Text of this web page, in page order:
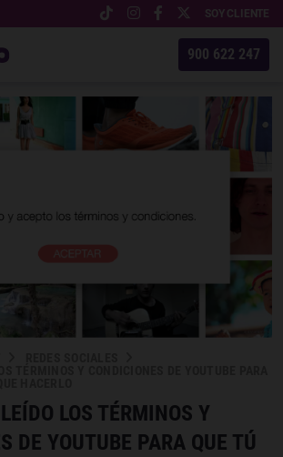
SOY CLIENTE
900 622 247
LOS TÉRMINOS Y
DE YOUTUBE PARA QUE TÚ